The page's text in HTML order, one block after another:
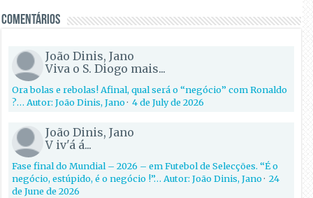
Comentários
João Dinis, Jano
Viva o S. Diogo mais...
Ora bolas e rebolas! Afinal, qual será o “negócio” com Ronaldo
?… Autor: João Dinis, Jano·4 de July de 2026
João Dinis, Jano
V iv'á á...
Fase final do Mundial – 2026 – em Futebol de Selecções. “É o
negócio, estúpido, é o negócio !”… Autor: João Dinis, Jano·24
de June de 2026